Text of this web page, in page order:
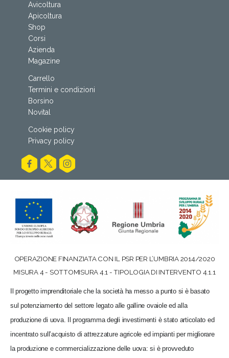
Avicoltura
Apicoltura
Shop
Corsi
Azienda
Magazine
Carrello
Termini e condizioni
Borsino
Novital
Cookie policy
Privacy policy
OPERAZIONE FINANZIATA CON IL PSR PER L’UMBRIA 2014/2020
MISURA 4 - SOTTOMISURA 4.1 - TIPOLOGIA DI INTERVENTO 4.1.1
Il progetto imprenditoriale che la società ha messo a punto si è basato
sul potenziamento del settore legato alle galline ovaiole ed alla
produzione di uova. Il programma degli investimenti è stato articolato ed
incentrato sull’acquisto di attrezzature agricole ed impianti per migliorare
la produzione e commercializzazione delle uova: si è provveduto